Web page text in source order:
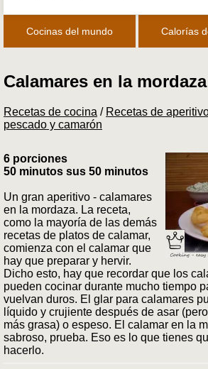
Cocinas del mundo Calorías
Calamares en la mordaza
Recetas de cocina / Recetas de
pescado y camarón
6 porciones
50 minutos sus 50 minutos
Un gran aperitivo - calamares
en la mordaza. La receta,
como la mayoría de las demás
recetas de platos de calamar,
comienza con el calamar que
hay que preparar y hervir.
Dicho esto, hay que recordar que los
pueden cocinar durante mucho tiempo
vuelvan duros. El glar para calamares
líquido y crujiente después de asar
más grasa) o espeso. El calamar en la
sabroso, prueba. Eso es lo que tienes
hacerlo.